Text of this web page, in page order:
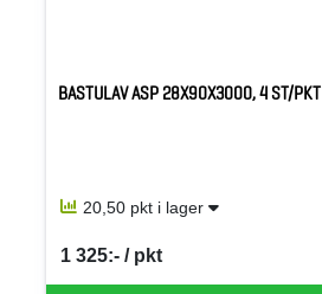
BASTULAV ASP 28X90X3000, 4 ST/PKT
20,50 pkt i lager
1 325:- / pkt
SEK per PKT